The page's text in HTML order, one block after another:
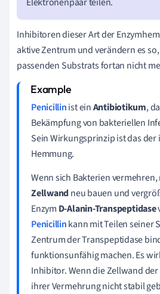
Inhibitoren dieser Art der
aktive Zentrum und verändern es
passenden Substrats fortan nicht
Penicillinist einAntibiotikum,
Bekämpfung von bakteriellen
Sein Wirkungsprinzip ist das
Hemmung.
Wenn sich Bakterien
Zellwandneu bauen und
Enzym D-Alanin-Transpeptidase
Penicillinkann mit Teilen seiner
Zentrum der Transpeptidase
funktionsunfähig machen. Es
Inhibitor. Wenn die Zellwand
ihrer Vermehrung nicht stabil